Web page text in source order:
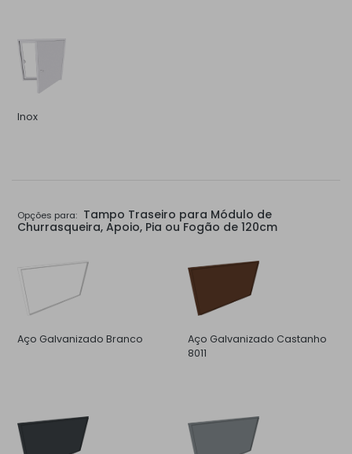
Inox
Opções para: Tampo Traseiro para Módulo de
Churrasqueira, Apoio, Pia ou Fogão de 120cm
Aço Galvanizado Branco
Aço Galvanizado Castanho
8011